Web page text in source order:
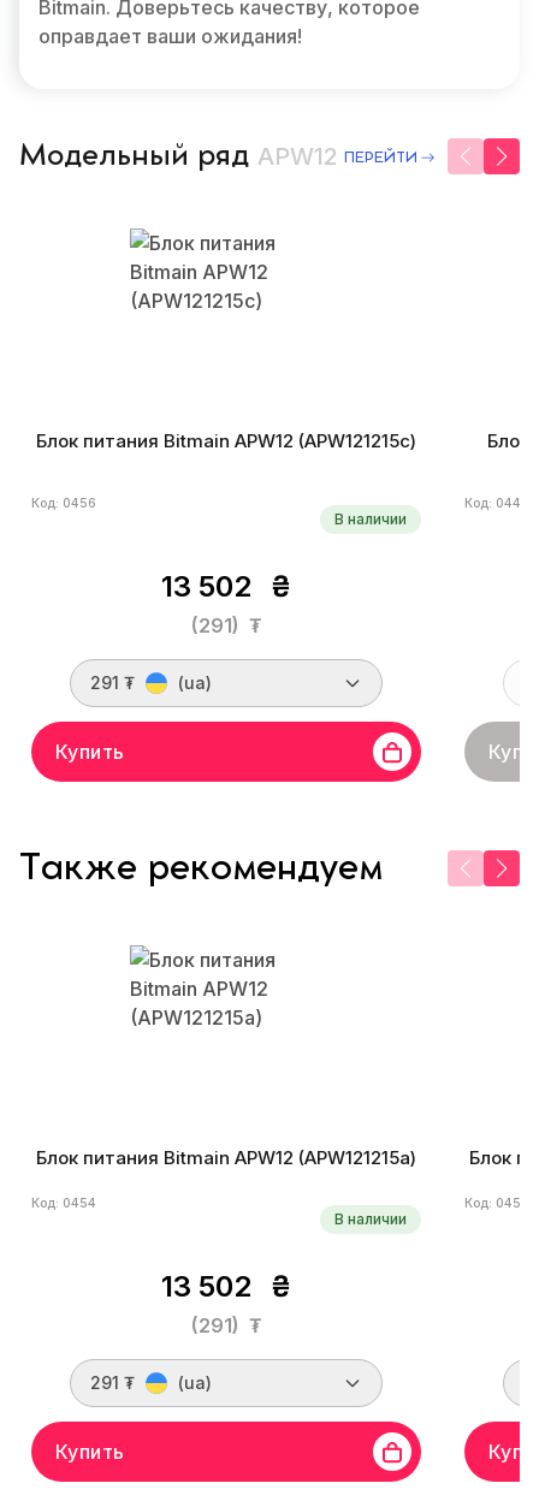
Bitmain. Доверьтесь качеству, которое
оправдает ваши ожидания!
Модельный ряд APW12 ПЕРЕЙТИ
Блок питания Bitmain APW12 (APW121215c)
Код: 0456
В наличии
13 502 ₴
(291) ₮
291 ₮ (ua)
Купить
Блок
Код: 0449
Также рекомендуем
Блок питания Bitmain APW12 (APW121215a)
Код: 0454
В наличии
13 502 ₴
(291) ₮
291 ₮ (ua)
Купить
Блок
Код: 0455